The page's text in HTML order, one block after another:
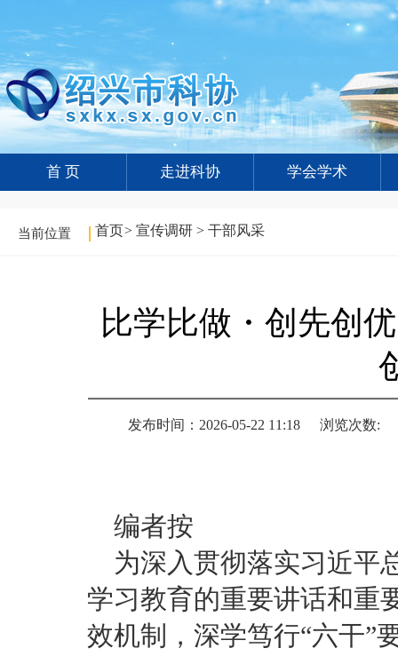
首 页 走进科协 学会学术
当前位置 首页> 宣传调研 > 干部风采
比学比做・创先创
发布时间：2026-05-22 11:18 浏览次数:
编者按
为深入贯彻落实习近平
学习教育的重要讲话和重
效机制，深学笃行“六干”